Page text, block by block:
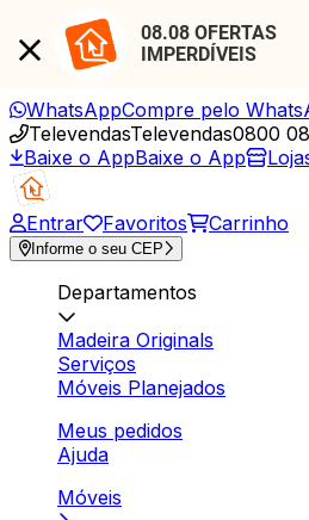
08.08 OFERTAS
IMPERDÍVEIS
WhatsAppCompre pelo
TelevendasTelevendas0800
Baixe o AppBaixe o App
Entrar Favoritos Carrinho
Informe o seu CEP
Departamentos
Madeira Originals
Serviços
Móveis Planejados
Meus pedidos
Ajuda
Móveis